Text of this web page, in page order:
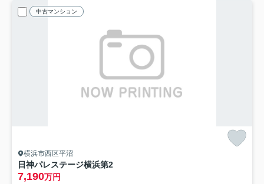
中古マンション
横浜市西区平沼
日神パレステージ横浜第2
7,190万円